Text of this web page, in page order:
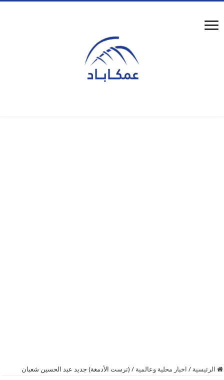
الرئيسية / اخبار محلية وعالمية / (ترست الأدمغة) جديد عبد الحسين شعبان